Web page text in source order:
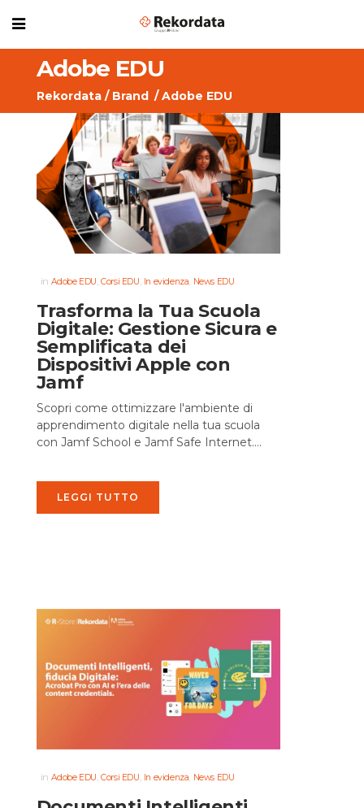
Adobe EDU
Rekordata / Brand /Adobe EDU
in Adobe EDU,Corsi EDU, In evidenza, News EDU
Trasforma la Tua Scuola
Digitale: Gestione Sicura e
Semplificata dei
Dispositivi Apple con
Jamf
Scopri come ottimizzare l'ambiente di
apprendimento digitale nella tua scuola
con Jamf School e Jamf Safe Internet....
LEGGI TUTTO
in Adobe EDU,Corsi EDU, In evidenza, News EDU